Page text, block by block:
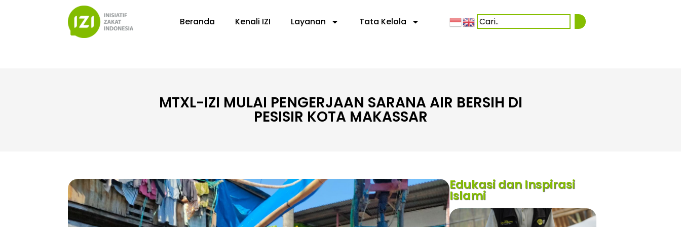
Beranda Kenali IZI Layanan Tata Kelola
MTXL-IZI MULAI PENGERJAAN SARANA AIR BERSIH DI
PESISIR KOTA MAKASSAR
Edukasi dan Inspirasi
Islami